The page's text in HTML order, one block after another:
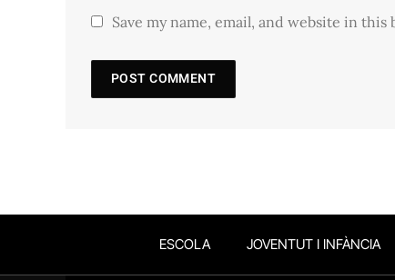
Save my name, email, and website in
ESCOLA JOVENTUT I INFÀNCIA